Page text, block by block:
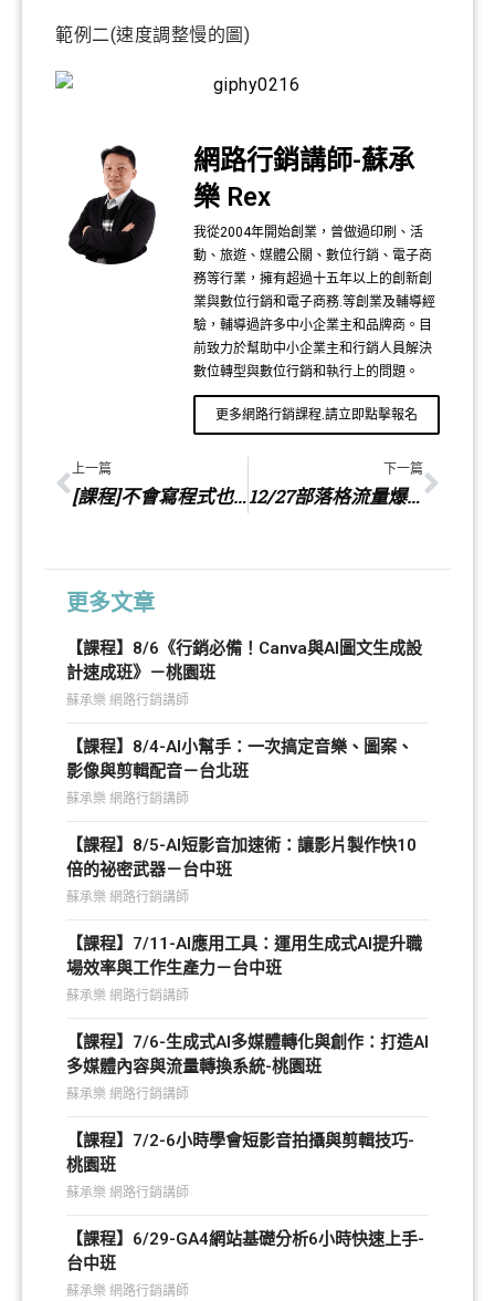
範例二(速度調整慢的圖)
網路行銷講師-蘇承
樂 Rex
我從2004年開始創業，曾做過印刷、活
動、旅遊、媒體公關、數位行銷、電子商
務等行業，擁有超過十五年以上的創新創
業與數位行銷和電子商務.等創業及輔導經
驗，輔導過許多中小企業主和品牌商。目
前致力於幫助中小企業主和行銷人員解決
數位轉型與數位行銷和執行上的問題。
更多網路行銷課程.請立即點擊報名
上一篇
[課程]不會寫程式也能打造自動回應留言臉書機器人
下一篇
12/27部落格流量爆增術暨商品交流講座
更多文章
【課程】8/6《行銷必備！Canva與AI圖文生成設
計速成班》－桃園班
蘇承樂 網路行銷講師
【課程】8/4-AI小幫手：一次搞定音樂、圖案、
影像與剪輯配音－台北班
蘇承樂 網路行銷講師
【課程】8/5-AI短影音加速術：讓影片製作快10
倍的祕密武器－台中班
蘇承樂 網路行銷講師
【課程】7/11-AI應用工具：運用生成式AI提升職
場效率與工作生產力－台中班
蘇承樂 網路行銷講師
【課程】7/6-生成式AI多媒體轉化與創作：打造AI
多媒體內容與流量轉換系統-桃園班
蘇承樂 網路行銷講師
【課程】7/2-6小時學會短影音拍攝與剪輯技巧-
桃園班
蘇承樂 網路行銷講師
【課程】6/29-GA4網站基礎分析6小時快速上手-
台中班
蘇承樂 網路行銷講師